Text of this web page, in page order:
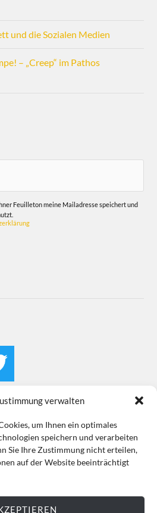
verwalten
um Ihnen ein optimales
speichern und verarbeiten
Sie Ihre Zustimmung nicht erteilen,
auf der Website beeinträchtigt
und die Sozialen Medien
– „Creep“ im Pathos
Feuilleton meine Mailadresse speichert und
Datenschutz
Impressum